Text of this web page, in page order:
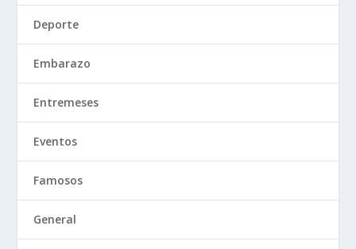
Deporte
Embarazo
Entremeses
Eventos
Famosos
General